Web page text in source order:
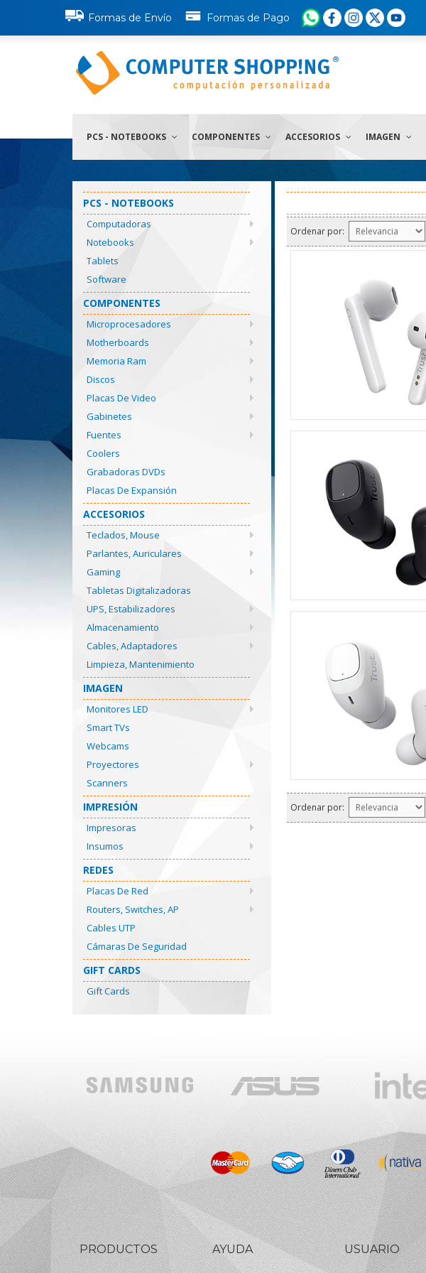
Formas de Envío Formas de Pago
PCS - NOTEBOOKS COMPONENTES ACCESORIOS IMAGEN
PCS - NOTEBOOKS
Computadoras
Notebooks
Tablets
Software
COMPONENTES
Microprocesadores
Motherboards
Memoria Ram
Discos
Placas De Video
Gabinetes
Fuentes
Coolers
Grabadoras DVDs
Placas De Expansión
ACCESORIOS
Teclados, Mouse
Parlantes, Auriculares
Gaming
Tabletas Digitalizadoras
UPS, Estabilizadores
Almacenamiento
Cables, Adaptadores
Limpieza, Mantenimiento
IMAGEN
Monitores LED
Smart TVs
Webcams
Proyectores
Scanners
IMPRESIÓN
Impresoras
Insumos
REDES
Placas De Red
Routers, Switches, AP
Cables UTP
Cámaras De Seguridad
GIFT CARDS
Gift Cards
Ordenar por:
Ordenar por:
PRODUCTOS AYUDA USUARIO